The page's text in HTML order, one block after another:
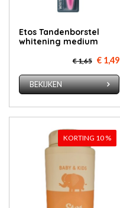
Etos Tan­den­bor­stel
whi­te­ning me­di­um
€ 1,65 € 1,49
BEKIJKEN
KORTING 10 %